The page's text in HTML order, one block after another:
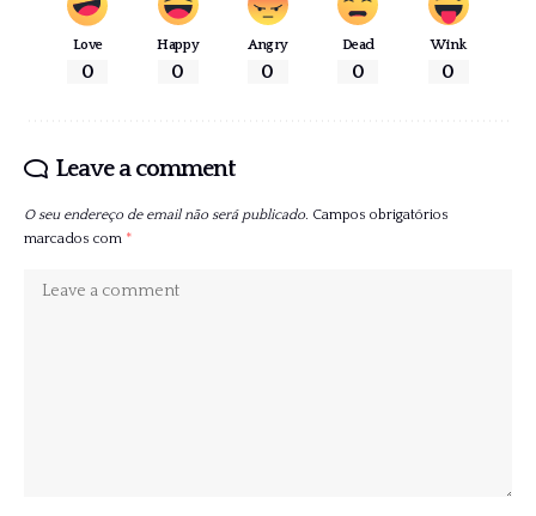
Love
0
Happy
0
Angry
0
Dead
0
Wink
0
Leave a comment
O seu endereço de email não será publicado. Campos obrigatórios
marcados com *